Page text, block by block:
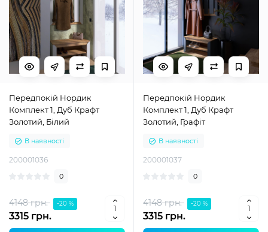
Передпокій Нордик
Комплект 1, Дуб Крафт
Золотий, Білий
В наявності
200001036
0
4148 грн. -20 %
3315 грн.
Передпокій Нордик
Комплект 1, Дуб Крафт
Золотий, Графіт
В наявності
200001037
0
4148 грн. -20 %
3315 грн.